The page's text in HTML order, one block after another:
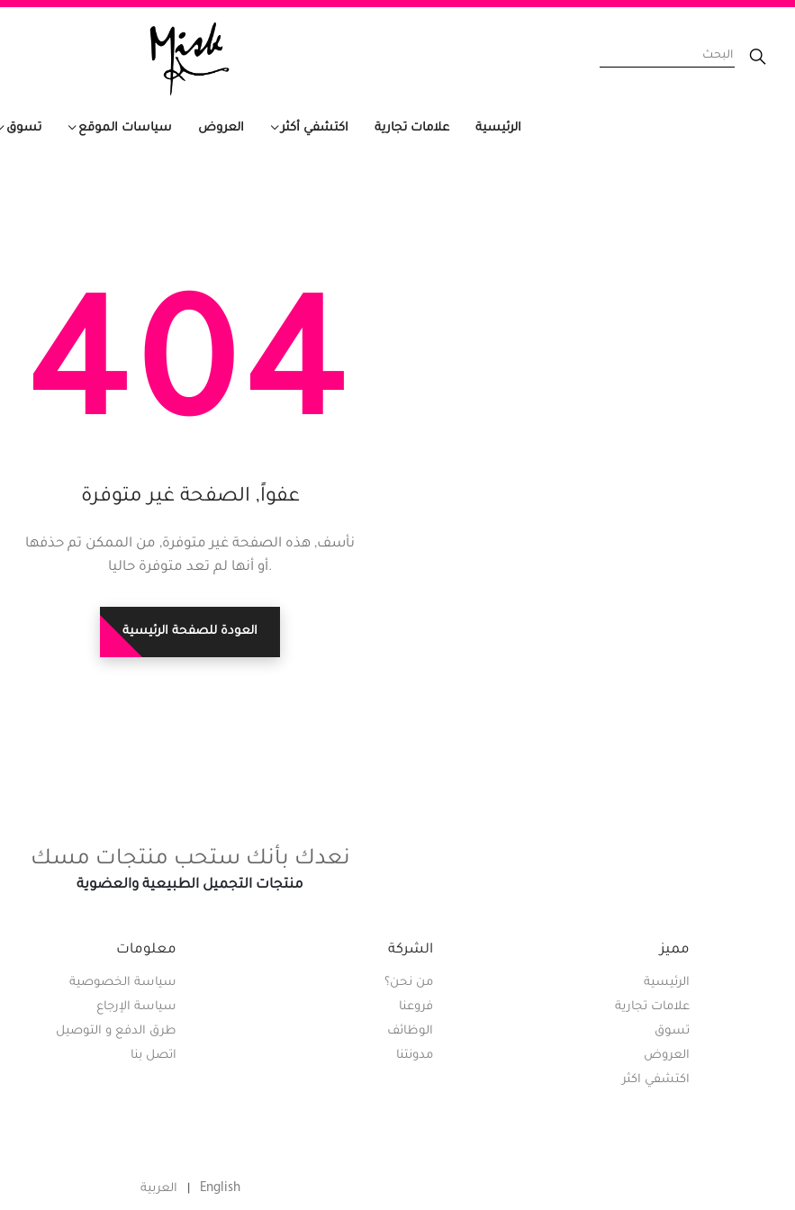
الرئيسية علامات تجارية اكتشفي أكثر العروض سياسات الموقع تسوق
404
عفواً, الصفحة غير متوفرة
نأسف, هذه الصفحة غير متوفرة, من الممكن تم حذفها
.أو أنها لم تعد متوفرة حاليا
العودة للصفحة الرئيسية
نعدك بأنك ستحب منتجات مسك
منتجات التجميل الطبيعية والعضوية
مميز
الرئيسية
علامات تجارية
تسوق
العروض
اكتشفي اكثر
الشركة
من نحن؟
فروعنا
الوظائف
مدونتنا
معلومات
سياسة الخصوصية
سياسة الإرجاع
طرق الدفع و التوصيل
اتصل بنا
English العربية